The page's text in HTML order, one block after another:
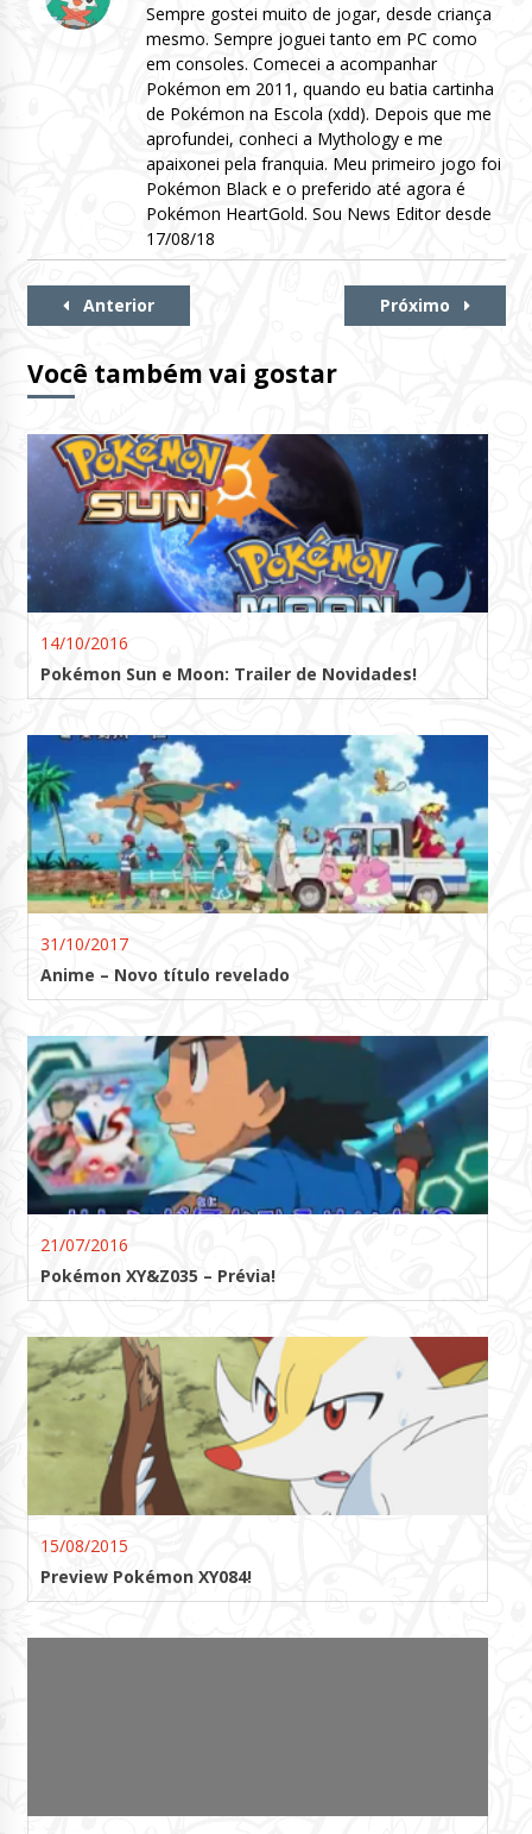
Sempre gostei muito de jogar, desde criança
mesmo. Sempre joguei tanto em PC como
em consoles. Comecei a acompanhar
Pokémon em 2011, quando eu batia cartinha
de Pokémon na Escola (xdd). Depois que me
aprofundei, conheci a Mythology e me
apaixonei pela franquia. Meu primeiro jogo foi
Pokémon Black e o preferido até agora é
Pokémon HeartGold. Sou News Editor desde
17/08/18
Continue
Anterior Próximo
Você também vai gostar
14/10/2016
Pokémon Sun e Moon: Trailer de Novidades!
31/10/2017
Anime – Novo título revelado
21/07/2016
Pokémon XY&Z035 – Prévia!
15/08/2015
Preview Pokémon XY084!